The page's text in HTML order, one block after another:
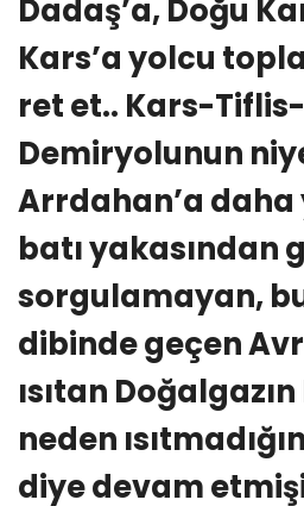
Dadaş’a, Doğu
Kars’a yolcu
ret et.. Kars-
Demiryolunun niye
Arrdahan’a daha
batı yakasından
sorgulamayan,
dibinde geçen
ısıtan Doğalgazın
neden
diye devam